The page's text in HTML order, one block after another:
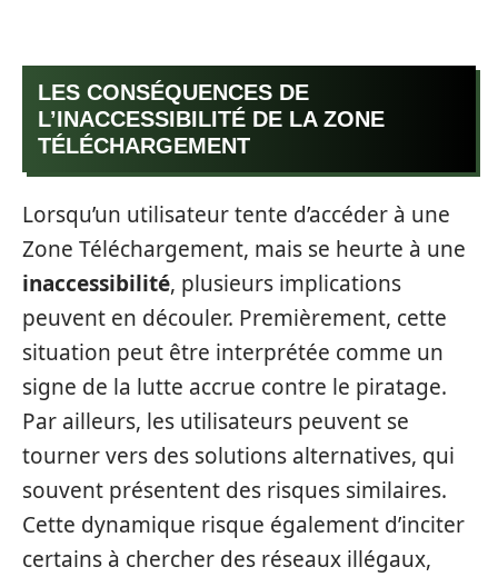
LES CONSÉQUENCES DE
L’INACCESSIBILITÉ DE LA ZONE
TÉLÉCHARGEMENT
Lorsqu’un utilisateur tente d’accéder à une
Zone Téléchargement, mais se heurte à une
inaccessibilité, plusieurs implications
peuvent en découler. Premièrement, cette
situation peut être interprétée comme un
signe de la lutte accrue contre le piratage.
Par ailleurs, les utilisateurs peuvent se
tourner vers des solutions alternatives, qui
souvent présentent des risques similaires.
Cette dynamique risque également d’inciter
certains à chercher des réseaux illégaux,